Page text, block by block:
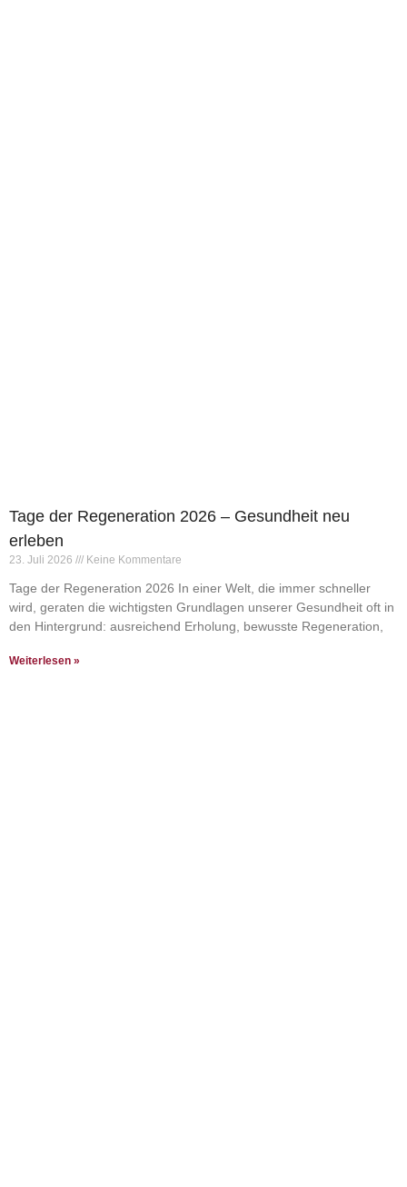
Tage der Regeneration 2026 – Gesundheit neu
erleben
23. Juli 2026 Keine Kommentare
Tage der Regeneration 2026 In einer Welt, die immer schneller
wird, geraten die wichtigsten Grundlagen unserer Gesundheit oft in
den Hintergrund: ausreichend Erholung, bewusste Regeneration,
Weiterlesen »